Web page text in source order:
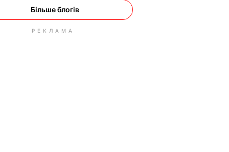
Більше блогів
РЕКЛАМА